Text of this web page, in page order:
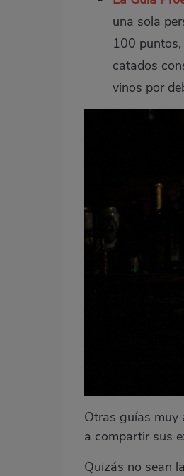
una sola
100 puntos,
catados
vinos por
Otras guías muy
a compartir sus
Quizás no sean